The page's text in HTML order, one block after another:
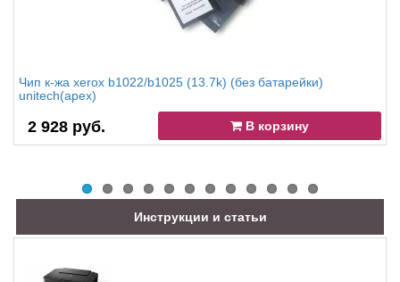
Чип к-жа xerox b1022/b1025 (13.7k) (без батарейки)
unitech(apex)
2 928 руб. В корзину
Инструкции и статьи